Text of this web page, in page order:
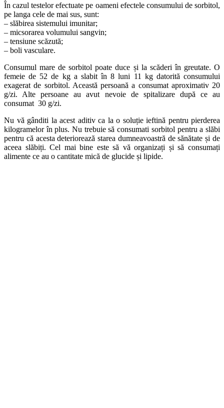
În cazul testelor efectuate pe oameni efectele consumului de sorbitol,
pe langa cele de mai sus, sunt:
– slăbirea sistemului imunitar;
– micsorarea volumului sangvin;
– tensiune scăzută;
– boli vasculare.
Consumul mare de sorbitol poate duce și la scăderi în greutate. O
femeie de 52 de kg a slabit în 8 luni 11 kg datorită consumului
exagerat de sorbitol. Această persoană a consumat aproximativ 20
g/zi. Alte persoane au avut nevoie de spitalizare după ce au
consumat 30 g/zi.
Nu vă gânditi la acest aditiv ca la o soluție ieftină pentru pierderea
kilogramelor în plus. Nu trebuie să consumati sorbitol pentru a slăbi
pentru că acesta deteriorează starea dumneavoastră de sănătate și de
aceea slăbiți. Cel mai bine este să vă organizați și să consumați
alimente ce au o cantitate mică de glucide și lipide.